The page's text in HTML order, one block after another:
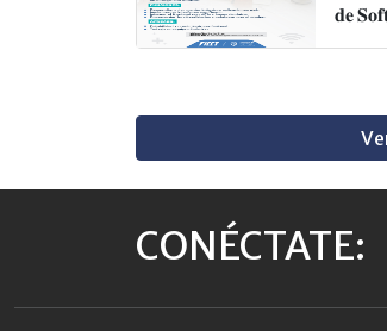
𝐝𝐞
CONÉCTATE: